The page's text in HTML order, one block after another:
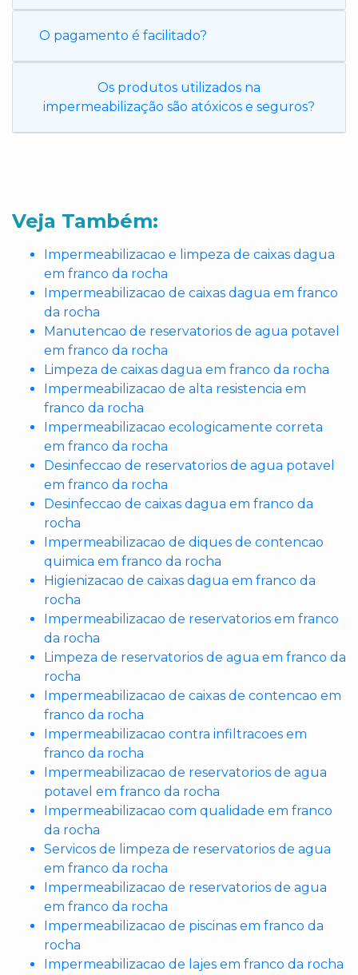
O pagamento é facilitado?
Os produtos utilizados na
impermeabilização são atóxicos e seguros?
Veja Também:
Impermeabilizacao e limpeza de caixas dagua
em franco da rocha
Impermeabilizacao de caixas dagua em franco
da rocha
Manutencao de reservatorios de agua potavel
em franco da rocha
Limpeza de caixas dagua em franco da rocha
Impermeabilizacao de alta resistencia em
franco da rocha
Impermeabilizacao ecologicamente correta
em franco da rocha
Desinfeccao de reservatorios de agua potavel
em franco da rocha
Desinfeccao de caixas dagua em franco da
rocha
Impermeabilizacao de diques de contencao
quimica em franco da rocha
Higienizacao de caixas dagua em franco da
rocha
Impermeabilizacao de reservatorios em franco
da rocha
Limpeza de reservatorios de agua em franco da
rocha
Impermeabilizacao de caixas de contencao em
franco da rocha
Impermeabilizacao contra infiltracoes em
franco da rocha
Impermeabilizacao de reservatorios de agua
potavel em franco da rocha
Impermeabilizacao com qualidade em franco
da rocha
Servicos de limpeza de reservatorios de agua
em franco da rocha
Impermeabilizacao de reservatorios de agua
em franco da rocha
Impermeabilizacao de piscinas em franco da
rocha
Impermeabilizacao de lajes em franco da rocha